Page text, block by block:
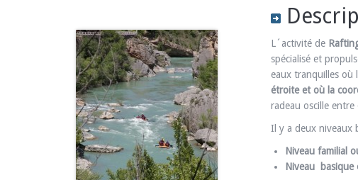
L´activité de
spécialisé et
eaux tranquilles où
étroite et où la
radeau oscille
Il y a deux niveaux
Niveau familial
Niveau basique